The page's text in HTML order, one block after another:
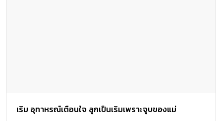
เริม อุทาหรณ์เตือนใจ ลูกเป็นเริมเพราะจูบของแม่